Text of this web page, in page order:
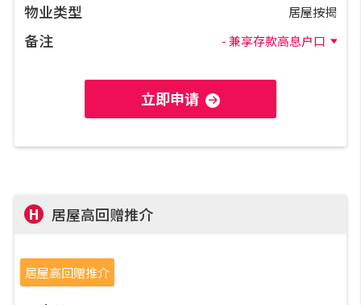
中原按揭标签优惠
按揭计算
转按计算
供款年期计算
物业类型 居屋按揭
备注 - 兼享存款高息户口
立即申请
H 居屋高回赠推介
居屋高回赠推介